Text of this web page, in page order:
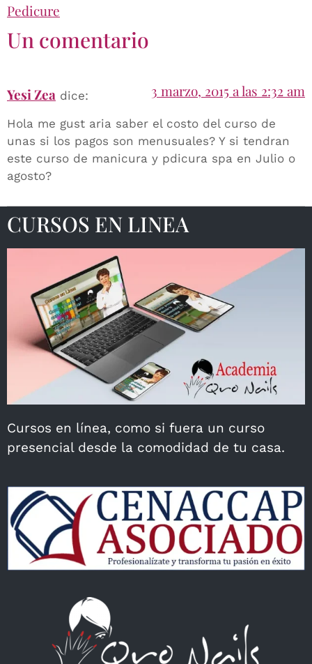
Pedicure
Un comentario
Yesi Zea dice: 3 marzo, 2015 a las 2:32 am
Hola me gust aria saber el costo del curso de
unas si los pagos son menusuales? Y si tendran
este curso de manicura y pdicura spa en Julio o
agosto?
CURSOS EN LINEA
Cursos en línea, como si fuera un curso
presencial desde la comodidad de tu casa.